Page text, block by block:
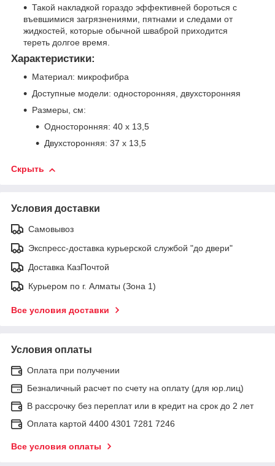
Такой накладкой гораздо эффективней бороться с
въевшимися загрязнениями, пятнами и следами от
жидкостей, которые обычной шваброй приходится
тереть долгое время.
Характеристики:
Материал: микрофибра
Доступные модели: односторонняя, двухсторонняя
Размеры, см:
Односторонняя: 40 х 13,5
Двухсторонняя: 37 х 13,5
Скрыть
Условия доставки
Самовывоз
Экспресс-доставка курьерской службой "до двери"
Доставка КазПочтой
Курьером по г. Алматы (Зона 1)
Все условия доставки
Условия оплаты
Оплата при получении
Безналичный расчет по счету на оплату (для юр.лиц)
В рассрочку без переплат или в кредит на срок до 2 лет
Оплата картой 4400 4301 7281 7246
Все условия оплаты